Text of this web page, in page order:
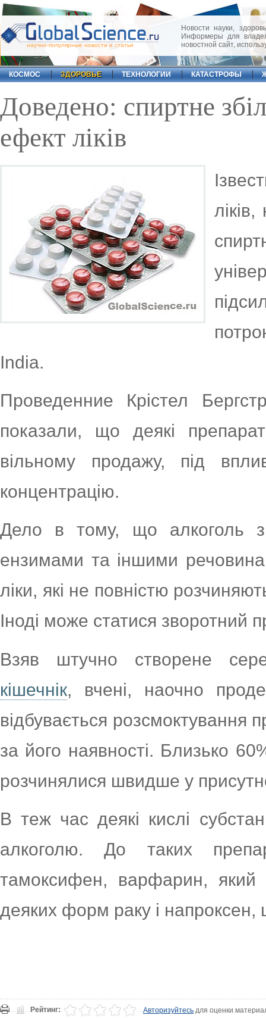
научно-популярные новости и статьи
Новости науки,
Информеры для
новостной сайт,
КОСМОС ЗДОРОВЬЕ ТЕХНОЛОГИИ КАТАСТРОФЫ
Доведено: спиртне
ефект ліків
India.
Проведенние Крістел
показали, що деякі
вільному продажу, під
концентрацію.
Дело в тому, що алкоголь
ензимами та іншими
ліки, які не повністю
Іноді може статися зворотний
Взяв штучно створене
кішечнік, вчені, наочно
відбувається розсмоктування
за його наявності. Близько
розчинялися швидше у
В теж час деякі кислі
алкоголю. До таких
тамоксифен, варфарин, який
деяких форм раку і напроксен,
Рейтинг: Авторизуйтесьдля оценки